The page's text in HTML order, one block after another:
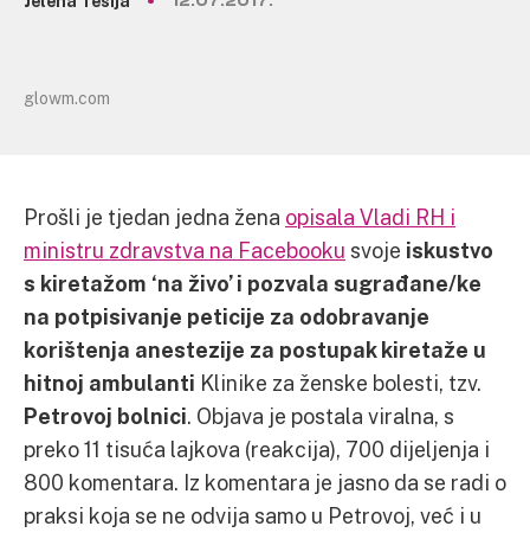
glowm.com
Prošli je tjedan jedna žena opisala Vladi RH i
ministru zdravstva na Facebooku svoje iskustvo
s kiretažom ‘na živo’ i pozvala sugrađane/ke
na potpisivanje peticije za odobravanje
korištenja anestezije za postupak kiretaže u
hitnoj ambulanti Klinike za ženske bolesti, tzv.
Petrovoj bolnici. Objava je postala viralna, s
preko 11 tisuća lajkova (reakcija), 700 dijeljenja i
800 komentara. Iz komentara je jasno da se radi o
praksi koja se ne odvija samo u Petrovoj, već i u